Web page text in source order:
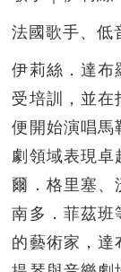
法國歌手、低
伊莉絲．達布
受培訓，並在
便開始演唱馬
劇領域表現卓
爾．格里塞、
南多．菲茲班
的藝術家，達